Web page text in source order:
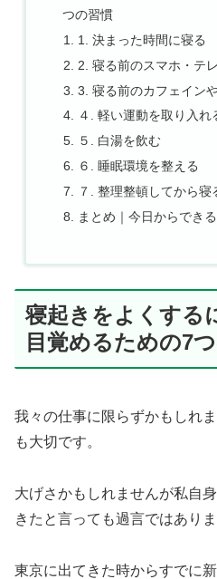
つの習慣
1. 決まった時間に寝る
2. 寝る前のスマホ・テ
3. 寝る前のカフェイン
４. 軽い運動を取り入れ
５. 白湯を飲む
６. 睡眠環境を整える
７. 整理整頓してから寝
まとめ｜今日からでき
寝起きをよくする
目覚めるための7
我々の仕事に限らずかもしれ
も大切です。
大げさかもしれませんが私自
きたと言っても過言ではありま
東京に出てきた時からすでに